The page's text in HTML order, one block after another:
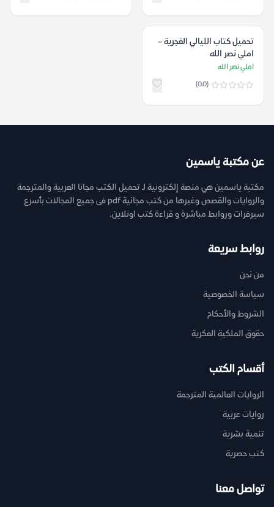
تحميل كتاب الليالي الغجرية –
املي نصر الله
املي نصر الله
(0.0)
عن مكتبة ياسمين
مكتبة ياسمين هي منصة إلكترونية لـ تحميل الكتب مجانا العربية والمترجمة
والروايات والقصص وغيرها من كتب مجانية pdf فى جميع المجالات بأسرع
سيرفرات وروابط مباشرة و قراءة كتب اونلاين.
روابط سريعة
من نحن
سياسة الخصوصية
الشروط والأحكام
حقوق الملكية الفكرية
أقسام الكتب
الروايات العالمية المترجمة
روايات عربية
تنمية بشرية
كتب حصرية
تواصل معنا